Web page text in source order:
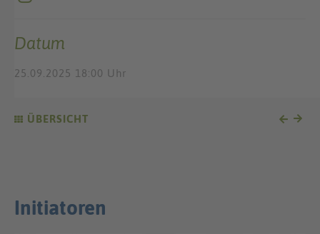
ÜBERSICHT
Datum
25.09.2025 18:00 Uhr
Initiatoren